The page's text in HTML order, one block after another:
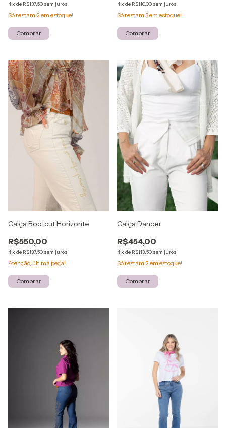
4x de R$137,50 sem juros
Só restam 2em estoque!
Comprar
4x de R$110,00 sem juros
Só restam 3em estoque!
Comprar
Calça Bootcut Horizonte
R$550,00
4x de R$137,50 sem juros
Atenção, última peça!
Comprar
Calça Dancer
R$454,00
4x de R$113,50 sem juros
Só restam 2em estoque!
Comprar